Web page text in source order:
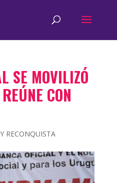
SE MOVILIZÓ
CON
RECONQUISTA